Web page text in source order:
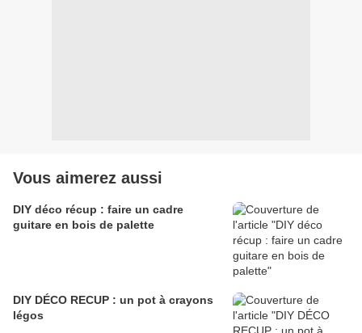
Vous aimerez aussi
DIY déco récup : faire un cadre
guitare en bois de palette
DIY DÉCO RECUP : un pot à crayons
légos